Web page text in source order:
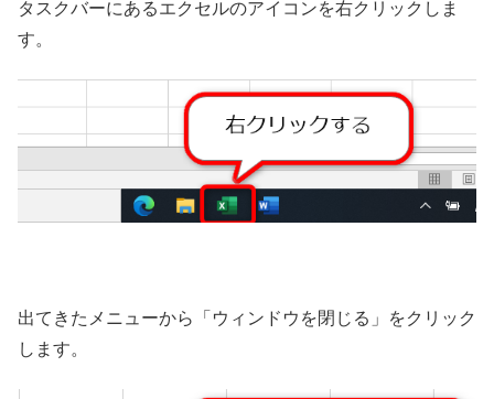
タスクバーにあるエクセルのアイコンを右クリックしま
す。
出てきたメニューから「ウィンドウを閉じる」をクリック
します。